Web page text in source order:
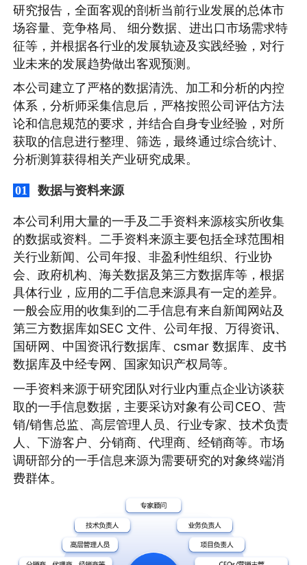
研究报告，全面客观的剖析当前行业发展的总体市
场容量、竞争格局、 细分数据、进出口市场需求特
征等，并根据各行业的发展轨迹及实践经验，对行
业未来的发展趋势做出客观预测。
本公司建立了严格的数据清洗、加工和分析的内控
体系，分析师采集信息后，严格按照公司评估方法
论和信息规范的要求，并结合自身专业经验，对所
获取的信息进行整理、筛选，最终通过综合统计、
分析测算获得相关产业研究成果。
01 数据与资料来源
本公司利用大量的一手及二手资料来源核实所收集
的数据或资料。二手资料来源主要包括全球范围相
关行业新闻、公司年报、非盈利性组织、行业协
会、政府机构、海关数据及第三方数据库等，根据
具体行业，应用的二手信息来源具有一定的差异。
一般会应用的收集到的二手信息有来自新闻网站及
第三方数据库如SEC 文件、公司年报、万得资讯、
国研网、中国资讯行数据库、csmar 数据库、皮书
数据库及中经专网、国家知识产权局等。
一手资料来源于研究团队对行业内重点企业访谈获
取的一手信息数据，主要采访对象有公司CEO、营
销/销售总监、高层管理人员、行业专家、技术负责
人、下游客户、分销商、代理商、经销商等。市场
调研部分的一手信息来源为需要研究的对象终端消
费群体。